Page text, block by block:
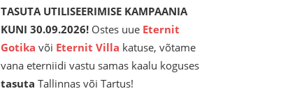
TASUTA UTILISEERIMISE KAMPAANIA
KUNI 30.09.2026!Ostes uue Eternit
Gotika või Eternit Villa katuse, võtame
vana eterniidi vastu samas kaalu koguses
tasuta Tallinnas või Tartus!